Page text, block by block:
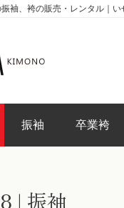
袖、袴の販売・レンタル｜
振袖 卒業袴
| 振袖